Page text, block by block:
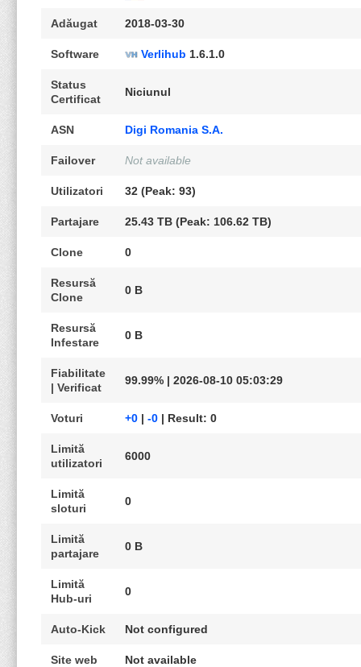
Adăugat 2018-03-30
Software Verlihub 1.6.1.0
Status
Certificat
Niciunul
ASN Digi Romania S.A.
Failover Not available
Utilizatori 32 (Peak: 93)
Partajare 25.43 TB (Peak: 106.62 TB)
Clone 0
Resursă
Clone
0 B
Resursă
Infestare
0 B
Fiabilitate
| Verificat
99.99% | 2026-08-10 05:03:29
Voturi +0 | -0 | Result: 0
Limită
utilizatori
6000
Limită
sloturi
0
Limită
partajare
0 B
Limită
Hub-uri
0
Auto-Kick Not configured
Site web Not available